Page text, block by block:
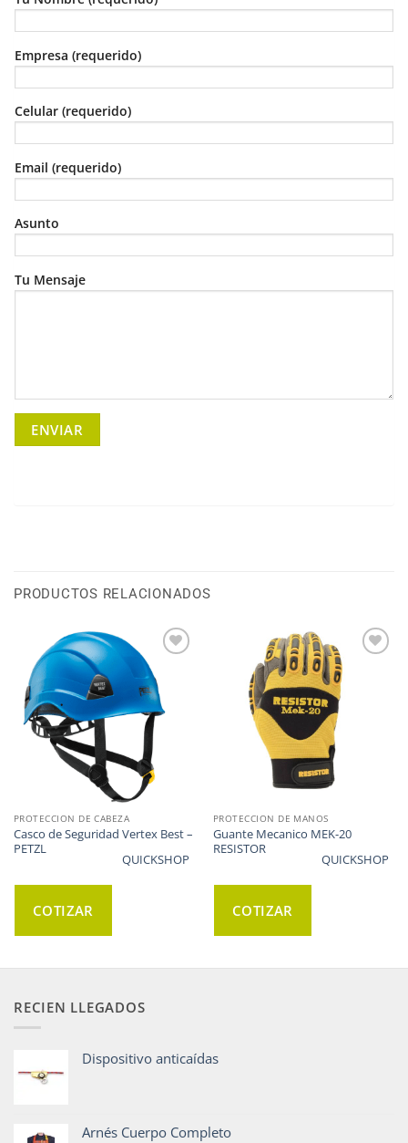
Empresa (requerido)
Celular (requerido)
Email (requerido)
Asunto
Tu Mensaje
PRODUCTOS RELACIONADOS
WISHLIST
PROTECCION DE CABEZA
Casco de Seguridad Vertex Best –
PETZL
COTIZAR
WISHLIST
PROTECCION DE MANOS
Guante Mecanico MEK-20
RESISTOR
QUICKSHOP
COTIZAR
QUICKSHOP
RECIEN LLEGADOS
Dispositivo anticaídas
Arnés Cuerpo Completo